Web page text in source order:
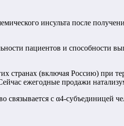
инсульта после
пациентов и способности
(включая Россию) при
ежегодные продажи
с α4-субъединицей